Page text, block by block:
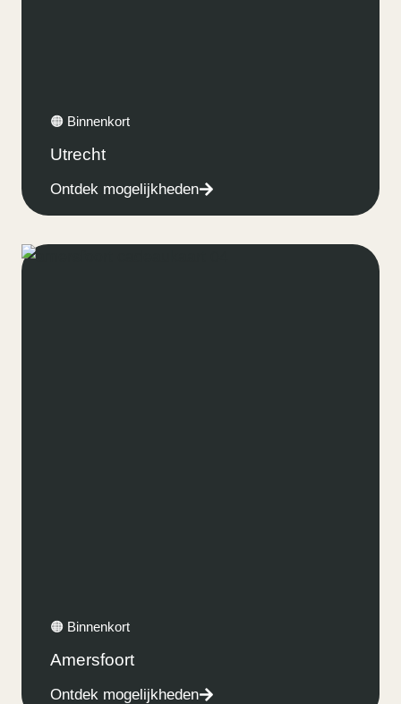
🟠 Binnenkort
Utrecht
Ontdek mogelijkheden
🟠 Binnenkort
Amersfoort
Ontdek mogelijkheden